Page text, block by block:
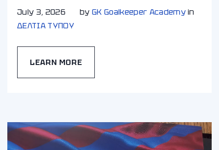
July 3, 2026 byGK Goalkeeper Academyin
ΔΕΛΤΙΑ ΤΥΠΟΥ
LEARN MORE